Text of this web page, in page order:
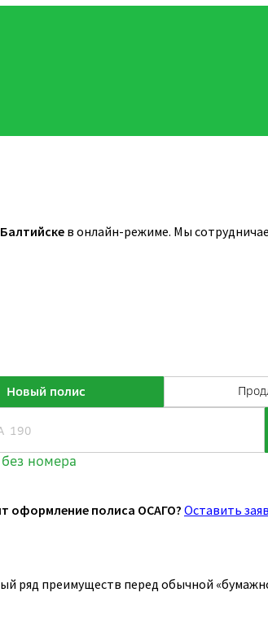
Балтийске в онлайн-режиме. Мы
оформление полиса ОСАГО? Оставить
ряд преимуществ перед обычной